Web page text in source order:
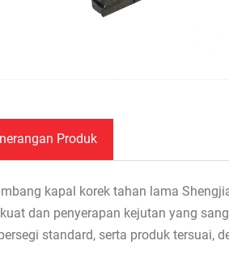
Produk
kapal korek tahan lama
dan penyerapan kejutan yang
standard, serta produk tersuai,